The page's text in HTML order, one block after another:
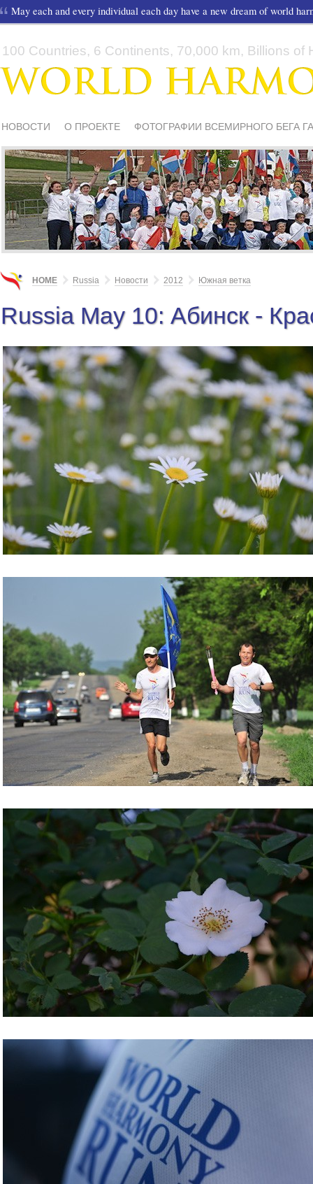
May each and every individual each day have a new dream of world
100 Countries, 6 Continents, 70,000 km, Billions of
НОВОСТИ О ПРОЕКТЕ
ФОТОГРАФИИ ВСЕМИРНОГО БЕГА
СМИ О НАС
ШКОЛЫ И ДЕТИ МАТЕРИАЛЫ ПИСЬМА
HOME Russia Новости 2012 Южная ветка
Russia May 10: Абинск -